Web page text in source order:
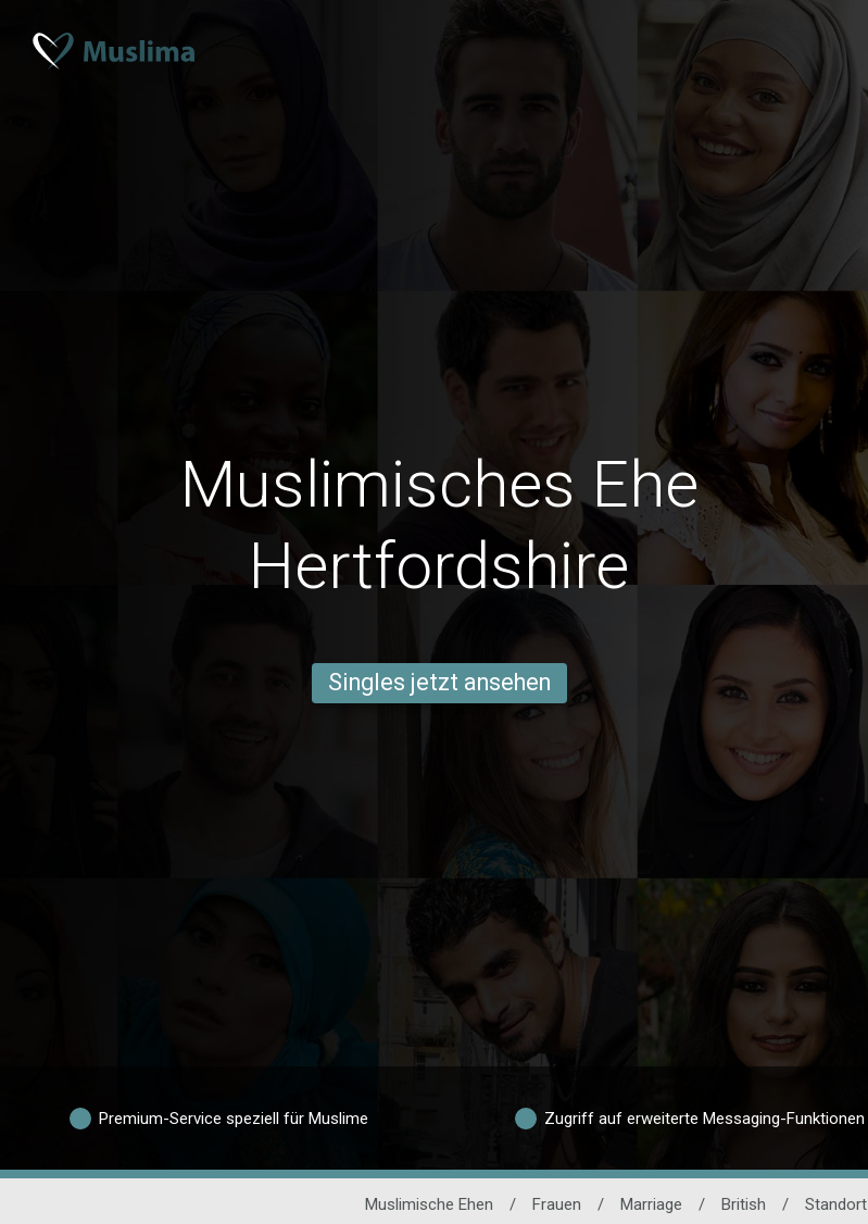
Muslimisches Ehe
Hertfordshire
Singles jetzt ansehen
Premium-Service speziell für Muslime Zugriff auf erweiterte Messaging-Funktionen
Muslimische Ehen / Frauen / Marriage / British / Standort